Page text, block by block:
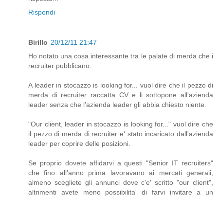
Rispondi
Birillo 20/12/11 21:47
Ho notato una cosa interessante tra le palate di merda che i
recruiter pubblicano.
A leader in stocazzo is looking for... vuol dire che il pezzo di
merda di recruiter raccatta CV e li sottopone all'azienda
leader senza che l'azienda leader gli abbia chiesto niente.
"Our client, leader in stocazzo is looking for..." vuol dire che
il pezzo di merda di recruiter e' stato incaricato dall'azienda
leader per coprire delle posizioni.
Se proprio dovete affidarvi a questi "Senior IT recruiters"
che fino all'anno prima lavoravano ai mercati generali,
almeno scegliete gli annunci dove c'e' scritto "our client",
altrimenti avete meno possibilita' di farvi invitare a un